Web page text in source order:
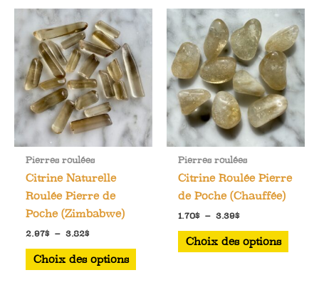
Pierres roulées
Citrine Naturelle
Roulée Pierre de
Poche (Zimbabwe)
2.97$ – 3.82$Plage
prix :
2.97$
Choix des options
Ce
produit
Pierres roulées
Citrine Roulée Pierre
de Poche (Chauffée)
1.70$ – 3.39$Plage
prix :
1.70$
Choix des options
Ce